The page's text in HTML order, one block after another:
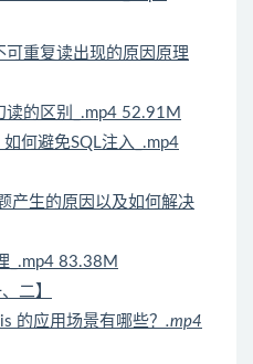
重复读出现的原因原理
的区别_.mp4 52.91M
何避免SQL注入_.mp4
产生的原因以及如何解决
_.mp4 83.38M
二】
的应用场景有哪些？ .mp4